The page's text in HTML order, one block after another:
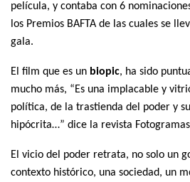
película, y contaba con 6
los Premios BAFTA de las cuales se
gala.
El film que es un biopic, ha sido
mucho más, “Es una implacable y
política, de la trastienda del poder y
hipócrita…” dice la revista
El vicio del poder retrata, no solo un
contexto histórico, una sociedad, un